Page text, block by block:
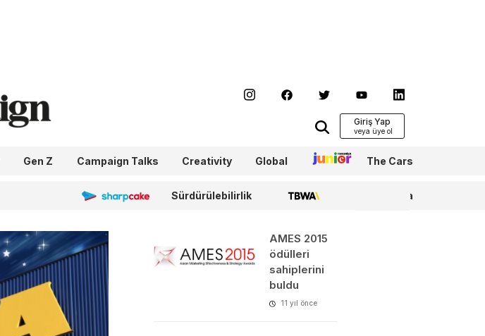
Giriş Yap
Gen Z Campaign Talks Creativity Global Junior The Cars
Sharpcake Sürdürülebilirlik TBWA WPP Media
AMES 2015
ödülleri
sahiplerini
buldu
11 yıl önce